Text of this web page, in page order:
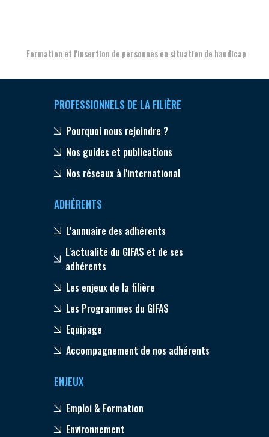
Formation et l'insertion de personnes en situation de handicap
PROFESSIONNELS DE LA FILIÈRE
Pourquoi nous rejoindre ?
Nos guides et publications
Nos réseaux à l'international
ADHÉRENTS
L'annuaire des adhérents
L'actualité du GIFAS et de ses
adhérents
Les enjeux de la filière
Les Programmes du GIFAS
Equipage
Accompagnement de nos adhérents
ENJEUX
Emploi & Formation
Environnement